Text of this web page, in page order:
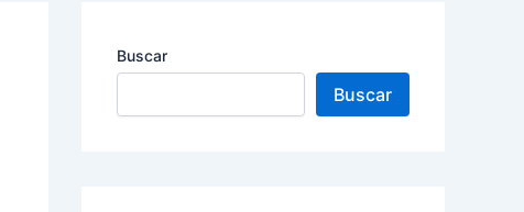
Buscar
Buscar